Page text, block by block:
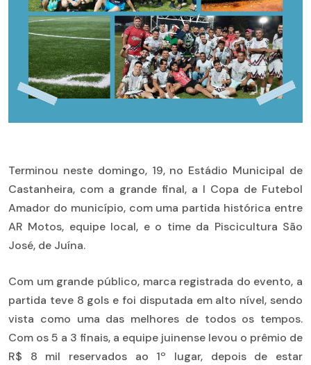
Terminou neste domingo, 19, no Estádio Municipal de
Castanheira, com a grande final, a I Copa de Futebol
Amador do município, com uma partida histórica entre
AR Motos, equipe local, e o time da Piscicultura São
José, de Juína.
Com um grande público, marca registrada do evento, a
partida teve 8 gols e foi disputada em alto nível, sendo
vista como uma das melhores de todos os tempos.
Com os 5 a 3 finais, a equipe juinense levou o prêmio de
R$ 8 mil reservados ao 1º lugar, depois de estar